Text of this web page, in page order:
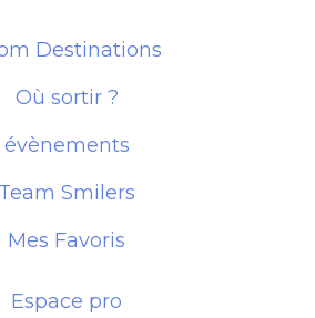
Destinations
Où sortir ?
évènements
Team Smilers
Mes Favoris
Espace pro